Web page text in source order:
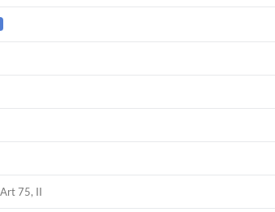
75, II